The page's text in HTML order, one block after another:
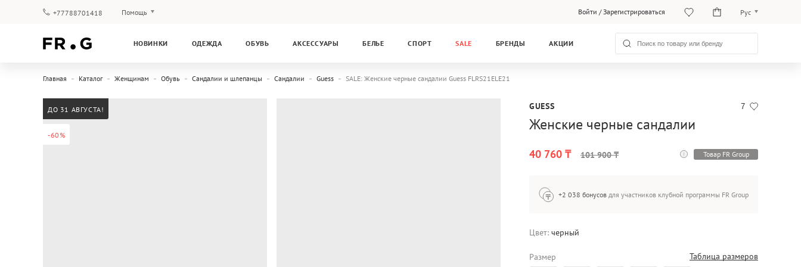
+77788701418 Помощь Войти /Зарегистрироваться Рус
Қаз
НОВИНКИ ОДЕЖДА ОБУВЬ АКСЕССУАРЫ БЕЛЬЕ СПОРТ SALE БРЕНДЫ АКЦИИ
Главная Каталог Женщинам Обувь Сандалии и шлепанцы Сандалии Guess SALE: Женские черные сандалии Guess FLRS21ELE21
-60%
ДО 31 АВГУСТА! 7
GUESS
Женские черные сандалии
40 760 ₸ 101 900 ₸ Товар FR Group
+2 038 бонусов для участников клубной программы FR Group
Цвет: черный
Размер Таблица размеров